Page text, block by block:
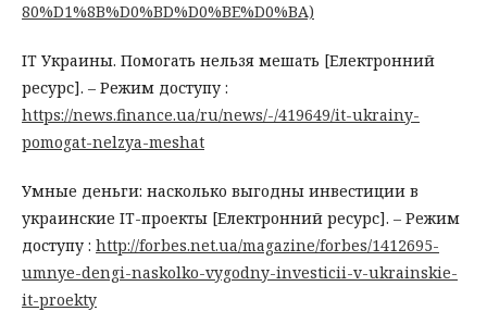
80%D1%8B%D0%BD%D0%BE%D0%BA)
IT Украины. Помогать нельзя мешать [Електронний
ресурс]. – Режим доступу :
https://news.finance.ua/ru/news/-/419649/it-ukrainy-
pomogat-nelzya-meshat
Умные деньги: насколько выгодны инвестиции в
украинские IT-проекты [Електронний ресурс]. – Режим
доступу : http://forbes.net.ua/magazine/forbes/1412695-
umnye-dengi-naskolko-vygodny-investicii-v-ukrainskie-
it-proekty